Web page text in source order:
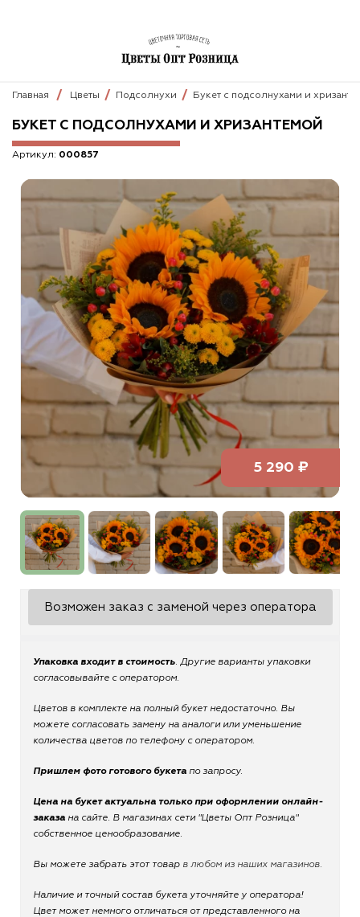
Главная Цветы Подсолнухи Букет с подсолнухами и
БУКЕТ С ПОДСОЛНУХАМИ И ХРИЗАНТЕМОЙ
Артикул: 000857
5 290 ₽
Упаковка входит в стоимость. Другие варианты упаковки
согласовывайте с оператором.
Цветов в комплекте на полный букет недостаточно. Вы
можете согласовать замену на аналоги или уменьшение
количества цветов по телефону с оператором.
Пришлем фото готового букета по запросу.
Цена на букет актуальна только при оформлении онлайн-
заказа на сайте. В магазинах сети "Цветы Опт Розница"
собственное ценообразование.
Вы можете забрать этот товар в любом из наших магазинов.
Наличие и точный состав букета уточняйте у оператора!
Цвет может немного отличаться от представленного на
Возможен заказ с заменой через оператора